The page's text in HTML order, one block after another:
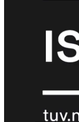
Fabric
Producten